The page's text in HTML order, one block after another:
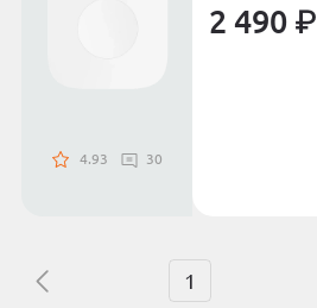
4.93 30
2 490 ₽
1